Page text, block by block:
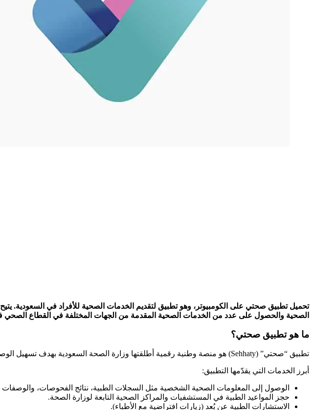
تحميل تطبيق صحتي على الكومبيوتر، وهو تطبيق لتقديم الخدمات الصحية للأفراد في السعودية.
الصحية والحصول على عدد من الخدمات الصحية المقدمة من الجهات المختلفة في القطاع الصحي
ما هو تطبيق صحتي؟
تطبيق “صحتي” (Sehhaty) هو منصة وطنية رقمية أطلقتها وزارة الصحة السعودية بهدف تسهيل الوصول إلى الرعاية الصحية، وتحسين جودتها، ورفع مستوى الوعي الصحي بين أفراد المجتمع.
أبرز الخدمات التي يقدّمها التطبيق:
الوصول إلى المعلومات الصحية الشخصية مثل السجلات الطبية، نتائج الفحوصات، والوصفات
حجز المواعيد الطبية في المستشفيات والمراكز الصحية التابعة لوزارة الصحة.
الاستشارات الطبية عن بُعد (زيارات افتراضية مع الأطباء).